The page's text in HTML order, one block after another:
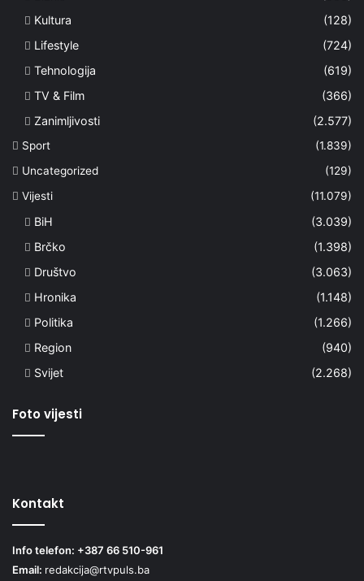
Kultura
(128)
Lifestyle
(724)
Tehnologija
(619)
TV & Film
(366)
Zanimljivosti
(2.577)
Sport
(1.839)
Uncategorized
(129)
Vijesti
(11.079)
BiH
(3.039)
Brčko
(1.398)
Društvo
(3.063)
Hronika
(1.148)
Politika
(1.266)
Region
(940)
Svijet
(2.268)
Foto vijesti
Kontakt
Info telefon: +387 66 510-961
Email: redakcija@rtvpuls.ba